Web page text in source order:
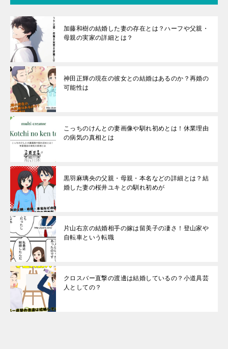
加藤和樹の結婚した妻の存在とは？ハーフや父親・
母親の実家の詳細とは？
神田正輝の現在の彼女との結婚はあるのか？再婚の
可能性は
こっちのけんとの妻画像や馴れ初めとは！休業理由
の病気の真相とは
黒羽麻璃央の父親・母親・本名などの詳細とは？結
婚した妻の桜井ユキとの馴れ初めが
片山右京の結婚相手の嫁は留美子の凄さ！登山家や
自転車という転職
クロスバー直撃の渡邊は結婚しているの？小道具芸
人としての？